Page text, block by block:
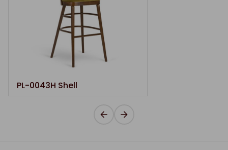
PL-0043H Shell